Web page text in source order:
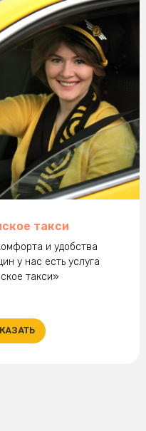
такси
и удобства
у нас есть услуга
такси»